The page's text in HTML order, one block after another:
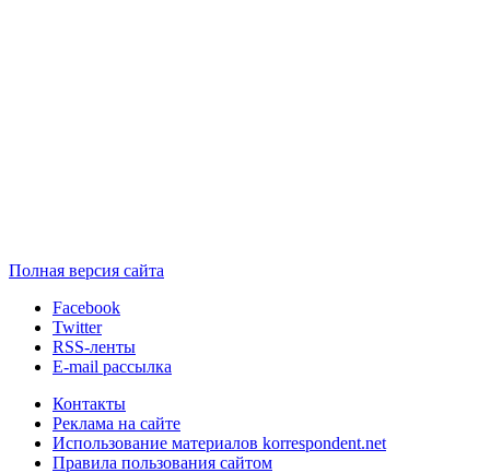
Полная версия сайта
Facebook
Twitter
RSS-ленты
E-mail рассылка
Контакты
Реклама на сайте
Использование материалов korrespondent.net
Правила пользования сайтом